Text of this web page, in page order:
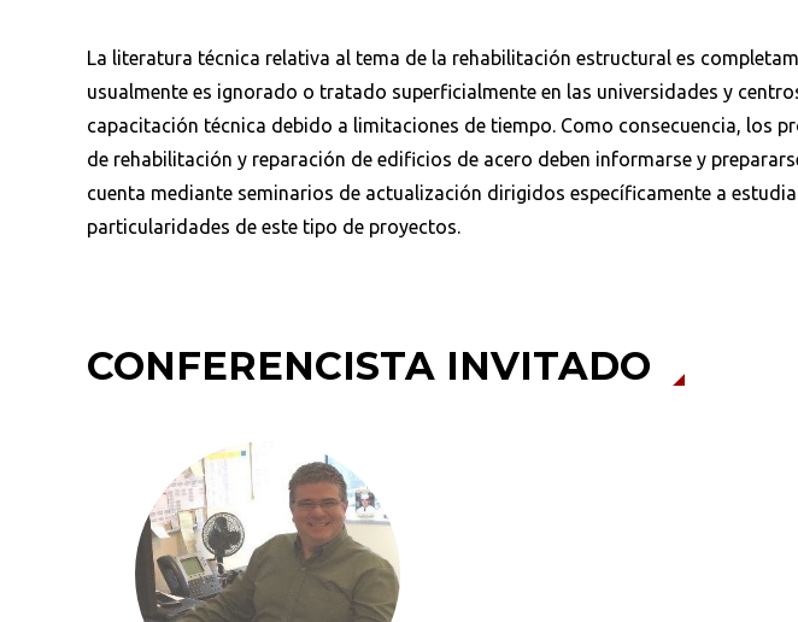
La literatura técnica relativa al tema de la rehabilitación estructural es
usualmente es ignorado o tratado superficialmente en las universidades y
capacitación técnica debido a limitaciones de tiempo. Como consecuencia, los
de rehabilitación y reparación de edificios de acero deben informarse y
cuenta mediante seminarios de actualización dirigidos específicamente a
particularidades de este tipo de proyectos.
CONFERENCISTA INVITADO